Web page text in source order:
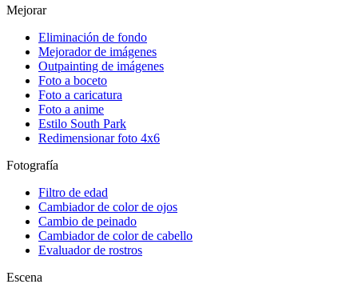
Mejorar
Eliminación de fondo
Mejorador de imágenes
Outpainting de imágenes
Foto a boceto
Foto a caricatura
Foto a anime
Estilo South Park
Redimensionar foto 4x6
Fotografía
Filtro de edad
Cambiador de color de ojos
Cambio de peinado
Cambiador de color de cabello
Evaluador de rostros
Escena